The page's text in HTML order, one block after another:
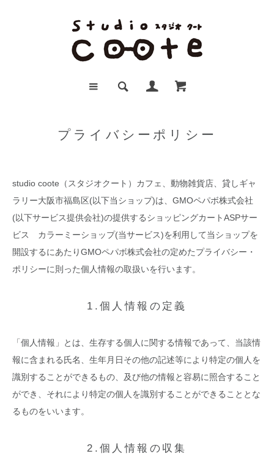
プライバシーポリシー
studio coote（スタジオクート）カフェ、動物雑貨店、貸しギャ
ラリー大阪市福島区(以下当ショップ)は、 GMOペパボ株式会社
(以下サービス提供会社)の提供するショッピングカートASPサー
ビス カラーミーショップ(当サービス)を利用して当ショップを
開設するにあたりGMOペパボ株式会社の定めたプライバシー・
ポリシーに則った個人情報の取扱いを行います。
1.個人情報の定義
「個人情報」とは、生存する個人に関する情報であって、当該情
報に含まれる氏名、生年月日その他の記述等により特定の個人を
識別することができるもの、及び他の情報と容易に照合すること
ができ、それにより特定の個人を識別することができることとな
るものをいいます。
2.個人情報の収集